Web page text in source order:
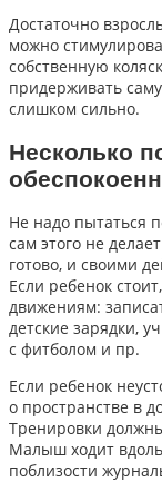
Достаточно
можно
собственную
придерживать
слишком сильно.
Несколько
Не надо пытаться
сам этого не
готово, и своими
Если ребенок
движениям:
детские зарядки,
с фитболом и пр.
Если ребенок
о пространстве в
Тренировки
Малыш ходит
поблизости